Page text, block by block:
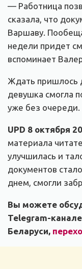
— Работница
сказала, что
Варшаву.
недели придет
вспоминает
Ждать пришлось
девушка смогла
уже без очереди.
UPD 8 октября
материала
улучшилась и
документов
днем, смогли
Вы можете
Telegram-
Беларуси,